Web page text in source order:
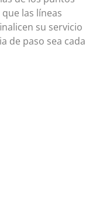
las líneas
su servicio
de paso sea cada